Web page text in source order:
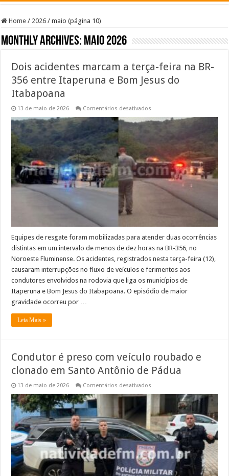
Home / 2026 / maio (página 10)
Monthly Archives: maio 2026
Dois acidentes marcam a terça-feira na BR-
356 entre Itaperuna e Bom Jesus do
Itabapoana
13 de maio de 2026 Comentários desativados
acidentes
BR-
356
entre
Itaperuna
Itabapoana
Equipes de resgate foram mobilizadas para atender duas ocorrências
distintas em um intervalo de menos de dez horas na BR-356, no
Noroeste Fluminense. Os acidentes, registrados nesta terça-feira (12),
causaram interrupções no fluxo de veículos e ferimentos aos
condutores envolvidos na rodovia que liga os municípios de
Itaperuna e Bom Jesus do Itabapoana. O episódio de maior
gravidade ocorreu por …
Leia Mais »
Condutor é preso com veículo roubado e
clonado em Santo Antônio de Pádua
13 de maio de 2026 Comentários desativados
com
veículo
roubado
e
clonado
em
Santo
Antônio
de
Pádua